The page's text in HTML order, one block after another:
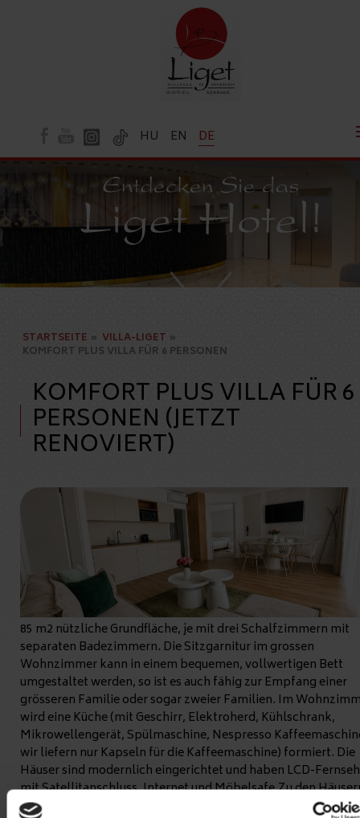
HU EN DE
STARTSEITE » VILLA-LIGET »
KOMFORT PLUS VILLA FÜR 6 PERSONEN
KOMFORT PLUS VILLA FÜR 6
PERSONEN (JETZT
RENOVIERT)
85 m2 nützliche Grundfläche, je mit drei Schalfzimmern mit
separaten Badezimmern. Die Sitzgarnitur im grossen
Wohnzimmer kann in einem bequemen, vollwertigen Bett
umgestaltet werden, so ist es auch fähig zur Empfang einer
grösseren Familie oder sogar zweier Familien. Im
wird eine Küche (mit Geschirr, Elektroherd, Kühlschrank,
Mikrowellengerät, Spülmaschine, Nespresso
wir liefern nur Kapseln für die Kaffeemaschine) formiert. Die
Häuser sind modernlich eingerichtet und haben LCD-
mit Satellitanschluss, Internet und Möbelsafe.Zu den
gehört je eine grosse Terrasse eingerichtet Gartenmöbeln.